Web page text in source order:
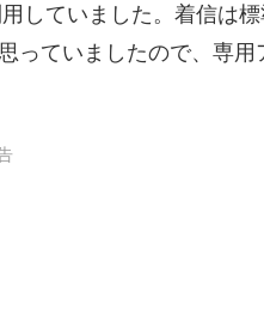
していました。着信は
ていましたので、専